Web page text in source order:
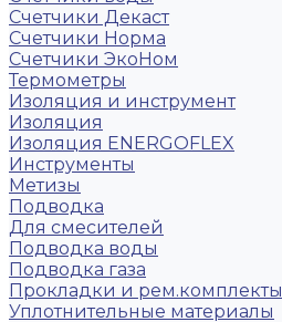
Счетчики Декаст
Счетчики Норма
Счетчики ЭкоНом
Термометры
Изоляция и инструмент
Изоляция
Изоляция ENERGOFLEX
Инструменты
Метизы
Подводка
Для смесителей
Подводка воды
Подводка газа
Прокладки и рем.комплекты
Уплотнительные материалы